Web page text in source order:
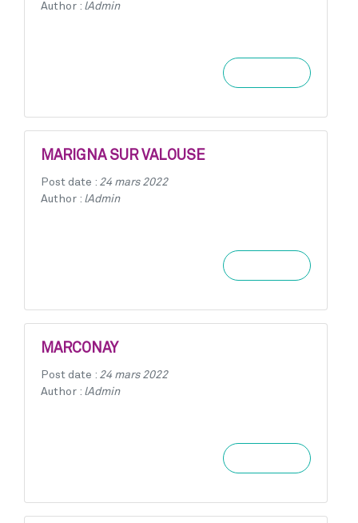
Author : lAdmin
MARIGNA SUR VALOUSE
Post date : 24 mars 2022
Author : lAdmin
MARCONAY
Post date : 24 mars 2022
Author : lAdmin